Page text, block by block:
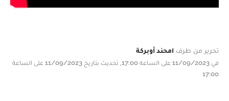
تحرير من طرف امحند أوبركة
في 11/09/2023 على الساعة 17:00, تحديث بتاريخ 11/09/2023 على الساعة
17:00